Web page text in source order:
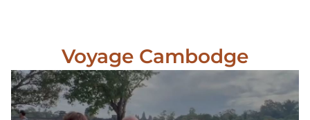
Voyage Cambodge